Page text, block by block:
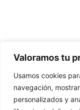
Valoramos tu
Usamos cookies
navegación,
personalizados y